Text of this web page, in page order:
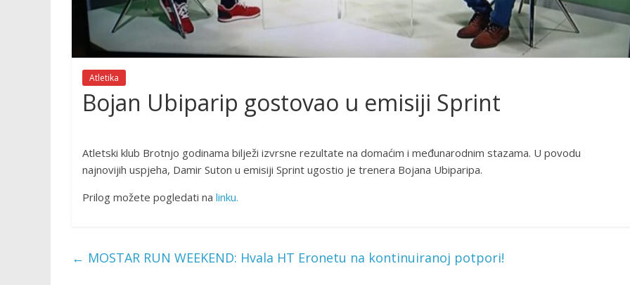
Atletika
Bojan Ubiparip gostovao u emisiji Sprint
Atletski klub Brotnjo godinama bilježi izvrsne rezultate na domaćim i međunarodnim stazama. U povodu
najnovijih uspjeha, Damir Suton u emisiji Sprint ugostio je trenera Bojana Ubiparipa.
Prilog možete pogledati na linku.
← MOSTAR RUN WEEKEND: Hvala HT Eronetu na kontinuiranoj potpori!